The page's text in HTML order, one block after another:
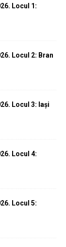
Locul 1:
Locul 2: Bran
Locul 3: Iași
Locul 4:
Locul 5: